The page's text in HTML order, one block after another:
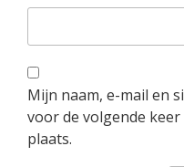
Mijn naam, e-mail en
voor de volgende
plaats.